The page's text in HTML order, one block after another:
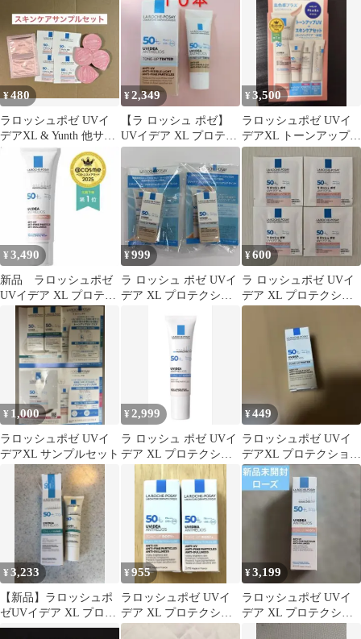
¥480
ラロッシュポゼ UVイ
デアXL & Yunth 他サン
プルセット
¥2,349
【ラ ロッシュ ポゼ】
UVイデア XL プロテク
ション トーンアップ テ
ィント
¥3,500
ラロッシュポゼ UVイ
デアXL トーンアップロ
ーズ+ 限定キット
¥ 3,490
新品 ラロッシュポゼ
UVイデア XL プロテク
ション トーンアップ ロ
ーズ
¥999
ラ ロッシュ ポゼ UVイ
デア XL プロテクショ
¥600
ラ ロッシュポゼ UVイ
デア XL プロテクショ
ントーンアップ ローズ
¥ 1,000
ラロッシュポゼ UVイ
デアXL サンプルセット
¥ 2,999
ラ ロッシュ ポゼ UVイ
デア XL プロテクショ
ントーンアップ / 30ml
¥449
ラロッシュポゼ UVイ
デアXL プロテクション
トーンアップ ティント
サンプル
¥3,233
【新品】ラロッシュポ
ゼUVイデア XL プロテ
クショントーンアップ
¥955
ラロッシュポゼ UVイ
デア XL プロテクショ
ン トーンアップ ローズ
¥3,199
ラロッシュポゼ UVイ
デア XL プロテクショ
ントーンアップ ローズ